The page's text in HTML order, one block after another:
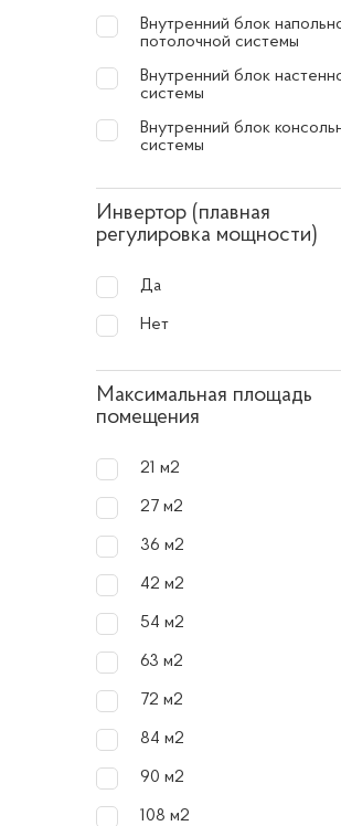
Внутренний блок
потолочной системы
Внутренний блок
системы
Внутренний блок
системы
Инвертор (плавная
регулировка мощности)
Да
Нет
Максимальная площадь
помещения
21 м2
27 м2
36 м2
42 м2
54 м2
63 м2
72 м2
84 м2
90 м2
108 м2